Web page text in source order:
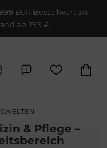
EUR Bestellwert 3%
ab 299 €
& Pflege –